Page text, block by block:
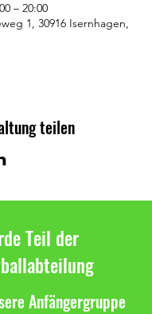
– 20:00
1, 30916 Isernhagen,
teilen
Teil der
Anfängergruppe